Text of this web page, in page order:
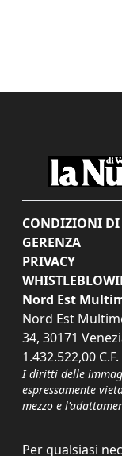
CONDIZIONI DI
GERENZA
PRIVACY
Nord Est
Nord Est
34, 30171
1.432.522,00
I diritti delle
espressamente
mezzo e
Per qualsiasi